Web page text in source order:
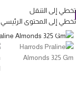
تخطي إلى التنقل
تخطي إلى المحتوى الرئيسي
انقر للتكبير